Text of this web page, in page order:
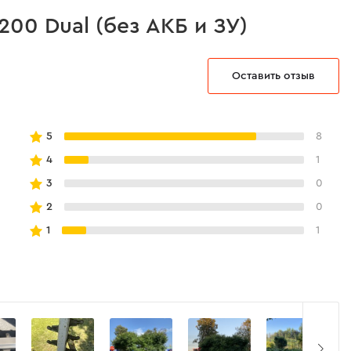
Dual (без АКБ и ЗУ)
Оставить отзыв
5 8
4 1
3 0
2 0
1 1